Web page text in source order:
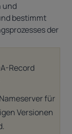
und
bestimmt
der
Record
für
Versionen